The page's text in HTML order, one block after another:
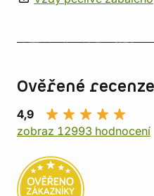
Ověřené recenze
4,9
zobraz 12993 hodnocení